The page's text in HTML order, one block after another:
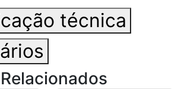
técnica